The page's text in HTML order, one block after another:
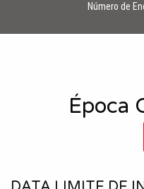
Número de
Época